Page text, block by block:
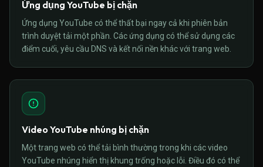
Ứng dụng YouTube bị chặn
Ứng dụng YouTube có thể thất bại ngay cả khi phiên bản
trình duyệt tải một phần. Các ứng dụng có thể sử dụng các
điểm cuối, yêu cầu DNS và kết nối nền khác với trang web.
Video YouTube nhúng bị chặn
Một trang web có thể tải bình thường trong khi các video
YouTube nhúng hiển thị khung trống hoặc lỗi. Điều đó có thể